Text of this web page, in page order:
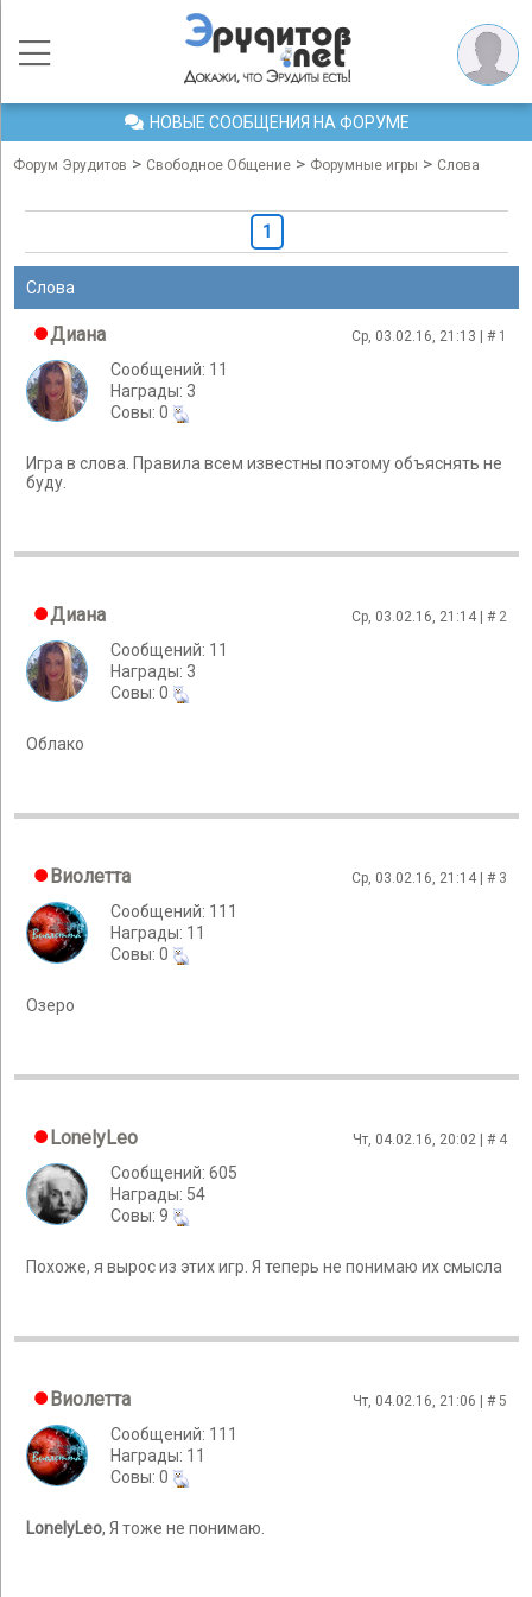
НОВЫЕ СООБЩЕНИЯ НА ФОРУМЕ
Форум Эрудитов > Свободное Общение > Форумные игры > Слова
1
Слова
Диана Ср, 03.02.16, 21:13 | # 1
Сообщений: 11
Награды: 3
Cовы: 0
Игра в слова. Правила всем известны поэтому объяснять не
буду.
Диана Ср, 03.02.16, 21:14 | # 2
Сообщений: 11
Награды: 3
Cовы: 0
Облако
Виолетта Ср, 03.02.16, 21:14 | # 3
Сообщений: 111
Награды: 11
Cовы: 0
Озеро
LonelyLeo Чт, 04.02.16, 20:02 | # 4
Сообщений: 605
Награды: 54
Cовы: 9
Похоже, я вырос из этих игр. Я теперь не понимаю их смысла
Виолетта Чт, 04.02.16, 21:06 | #5
Сообщений: 111
Награды: 11
Cовы: 0
LonelyLeo, Я тоже не понимаю.